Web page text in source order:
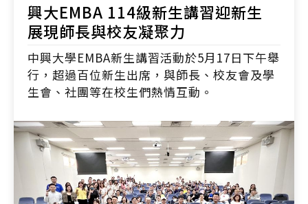
興大EMBA 114級新生講習迎新生
展現師長與校友凝聚力
中興大學EMBA新生講習活動於5月17日下午舉
行，超過百位新生出席，與師長、校友會及學
生會、社團等在校生們熱情互動。